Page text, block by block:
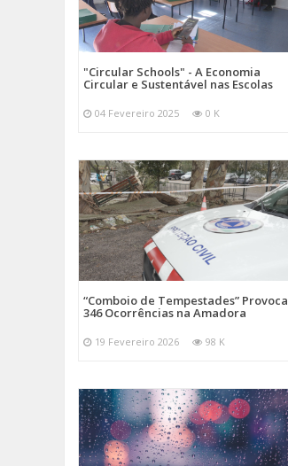
"Circular Schools" - A Economia
Circular e Sustentável nas Escolas
04 Fevereiro 2025 0 K
“Comboio de Tempestades” Provoca
346 Ocorrências na Amadora
19 Fevereiro 2026 98 K